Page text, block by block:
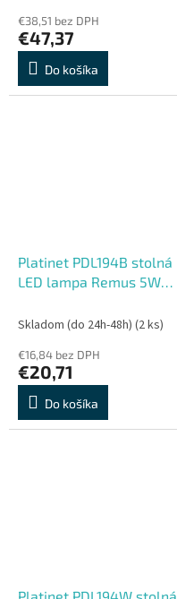
€38,51 bez DPH
€47,37
Do košíka
Platinet PDL194B stolná
LED lampa Remus 5W
ovládanie, USB port,
Skladom (do 24h-48h) (2 ks)
€16,84 bez DPH
€20,71
Do košíka